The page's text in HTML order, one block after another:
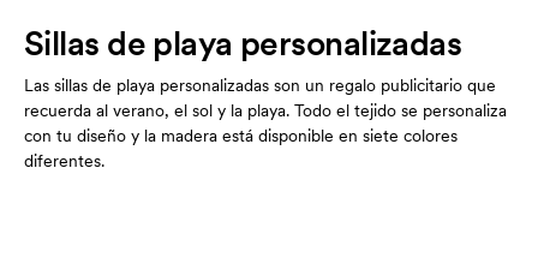
Sillas de playa personalizadas
Las sillas de playa personalizadas son un regalo publicitario que
recuerda al verano, el sol y la playa. Todo el tejido se personaliza
con tu diseño y la madera está disponible en siete colores
diferentes.